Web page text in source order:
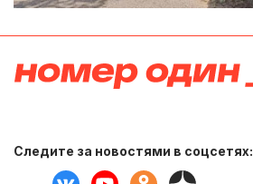
Следите за новостями в соцсетях: